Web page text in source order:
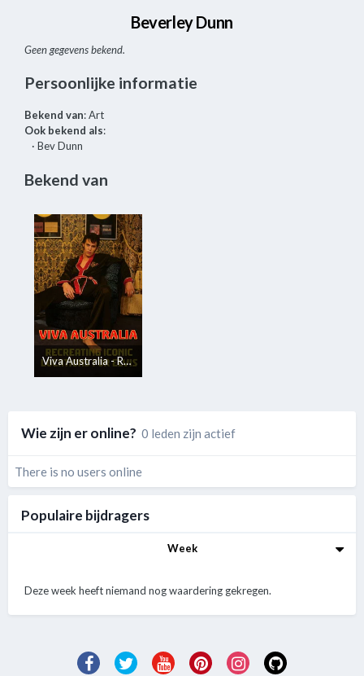
Beverley Dunn
Geen gegevens bekend.
Persoonlijke informatie
Bekend van: Art
Ook bekend als:
· Bev Dunn
Bekend van
Viva Australia - Recreating Iconic Locations for Elvis
Wie zijn er online? 0 leden zijn actief
There is no users online
Populaire bijdragers
Week
Deze week heeft niemand nog waardering gekregen.